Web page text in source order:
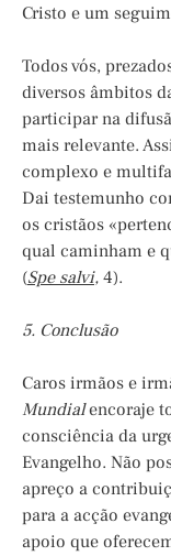
Cristo e um
Todos vós,
diversos âmbitos
participar na
mais relevante.
complexo e
Dai testemunho
os cristãos
qual caminham e
(Spesalvi, 4).
5. Conclusão
Caros irmãos e
Mundialencoraje
consciência da
Evangelho. Não
apreço a
para a acção
apoio que